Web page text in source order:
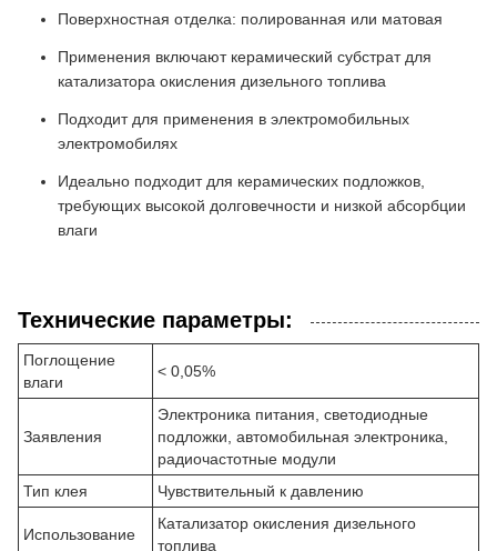
Поверхностная отделка: полированная или матовая
Применения включают керамический субстрат для
катализатора окисления дизельного топлива
Подходит для применения в электромобильных
электромобилях
Идеально подходит для керамических подложков,
требующих высокой долговечности и низкой абсорбции
влаги
Технические параметры:
Поглощение
влаги
< 0,05%
Заявления
Электроника питания, светодиодные
подложки, автомобильная электроника,
радиочастотные модули
Тип клея
Чувствительный к давлению
Использование
Катализатор окисления дизельного
топлива